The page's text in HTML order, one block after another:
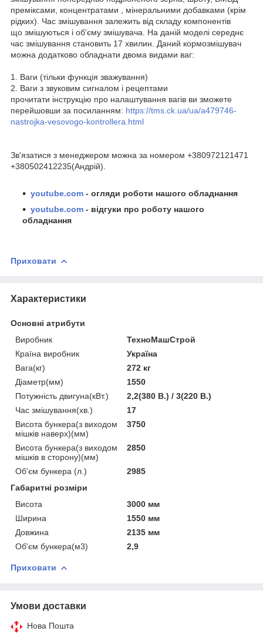
преміксами, концентратами , мінеральними добавками (крім
рідких). Час змішування залежить від складу компонентів
що змішуються і об'єму змішувача. На даній моделі середнє
час змішування становить 17 хвилин. Даний кормозмішувач
можна додатково обладнати двома видами ваг:
1. Ваги (тільки функція зважування)
2. Ваги з звуковим сигналом і рецептами
прочитати інструкцію про налаштування вагів ви зможете
перейшовши за посиланням: https://tms.ck.ua/ua/a479746-
nastrojka-vesovogo-kontrollera.html
Зв'язатися з менеджером можна за номером +380972121471
+380502412235(Андрій).
youtube.com - огляди роботи нашого обладнання
youtube.com - відгуки про роботу нашого
обладнання
Приховати
Характеристики
Основні атрибути
Виробник
ТехноМашСтрой
Країна виробник
Україна
Вага(кг)
272 кг
Діаметр(мм)
1550
Потужність двигуна(кВт.)
2,2(380 В.) / 3(220 В.)
Час змішування(хв.)
17
Висота бункера(з виходом
мішків наверх)(мм)
3750
Висота бункера(з виходом
мішків в сторону)(мм)
2850
Об'єм бункера (л.)
2985
Габаритні розміри
Висота
3000 мм
Ширина
1550 мм
Довжина
2135 мм
Об'єм бункера(м3)
2,9
Приховати
Умови доставки
Нова Пошта